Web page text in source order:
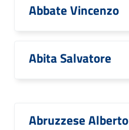
Abbate Vincenzo
Abita Salvatore
Abruzzese Alberto